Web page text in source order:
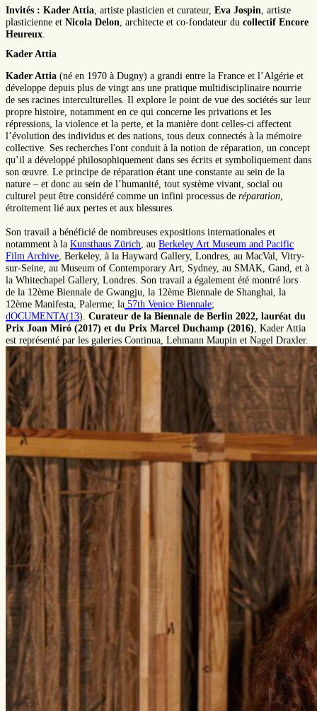
Invités : Kader Attia , artiste plasticien et curateur, Eva Jospin , artiste
plasticienne et Nicola Delon , architecte et co-fondateur du collectif Encore
Heureux
Kader Attia
Kader Attia (né en 1970 à Dugny) a grandi entre la France et l’Algérie et
développe depuis plus de vingt ans une pratique multidisciplinaire nourrie
de ses racines interculturelles. Il explore le point de vue des sociétés sur leur
propre histoire, notamment en ce qui concerne les privations et les
répressions, la violence et la perte, et la manière dont celles-ci affectent
l’évolution des individus et des nations, tous deux connectés à la mémoire
collective. Ses recherches l'ont conduit à la notion de réparation, un concept
qu’il a développé philosophiquement dans ses écrits et symboliquement dans
son œuvre. Le principe de réparation étant une constante au sein de la
nature – et donc au sein de l’humanité, tout système vivant, social ou
culturel peut être considéré comme un infini processus de réparation
étroitement lié aux pertes et aux blessures.
Son travail a bénéficié de nombreuses expositions internationales et
notamment à la Kunsthaus Zürich , au Berkeley Art Museum and Pacific
Film Archive , Berkeley, à la Hayward Gallery, Londres, au MacVal, Vitry-
sur-Seine, au Museum of Contemporary Art, Sydney, au SMAK, Gand, et à
la Whitechapel Gallery, Londres. Son travail a également été montré lors
de la 12ème Biennale de Gwangju, la 12ème Biennale de Shanghai, la
12ème Manifesta, Palerme; la 57th Venice Biennale;
dOCUMENTA(13). Curateur de la Biennale de Berlin 2022, lauréat du
Prix Joan Miró (2017) et du Prix Marcel Duchamp (2016) , Kader Attia
est représenté par les galeries Continua, Lehmann Maupin et Nagel Draxler.